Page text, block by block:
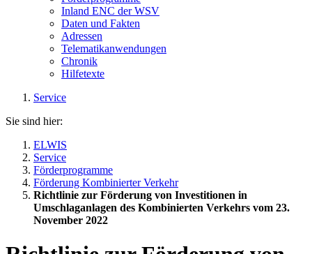
Inland ENC der WSV
Daten und Fakten
Adressen
Telematikanwendungen
Chronik
Hilfetexte
Service
Sie sind hier:
ELWIS
Service
Förderprogramme
Förderung Kombinierter Verkehr
Richtlinie zur Förderung von Investitionen in
Umschlaganlagen des Kombinierten Verkehrs vom 23.
November 2022